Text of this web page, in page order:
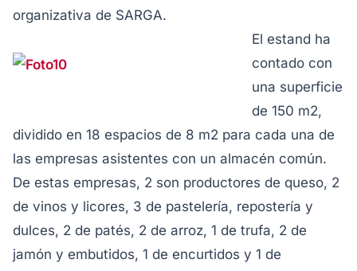
organizativa de SARGA.
El estand ha
contado con
una superficie
de 150 m2,
dividido en 18 espacios de 8 m2 para cada una de
las empresas asistentes con un almacén común.
De estas empresas, 2 son productores de queso, 2
de vinos y licores, 3 de pastelería, repostería y
dulces, 2 de patés, 2 de arroz, 1 de trufa, 2 de
jamón y embutidos, 1 de encurtidos y 1 de